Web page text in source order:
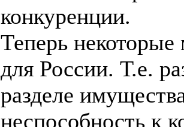
конкуренции.
Теперь
для России. Т.е.
разделе
неспособность к